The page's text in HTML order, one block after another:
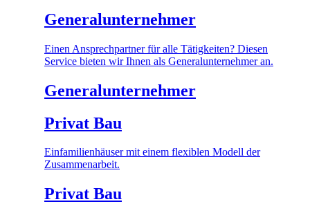
Generalunternehmer
Einen Ansprechpartner für alle Tätigkeiten? Diesen
Service bieten wir Ihnen als Generalunternehmer an.
Generalunternehmer
Privat Bau
Einfamilienhäuser mit einem flexiblen Modell der
Zusammenarbeit.
Privat Bau